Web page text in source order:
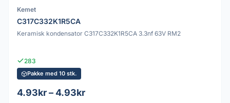
Kemet
C317C332K1R5CA
Keramisk kondensator C317C332K1R5CA 3.3nf 63V RM2
283
Pakke med 10 stk.
4.93kr – 4.93kr